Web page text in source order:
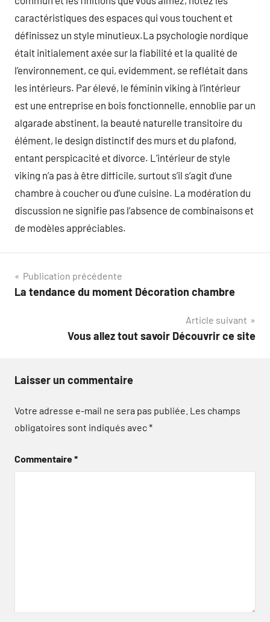
caractéristiques des espaces qui vous touchent et
définissez un style minutieux.La psychologie nordique
était initialement axée sur la fiabilité et la qualité de
l’environnement, ce qui, evidemment, se reflétait dans
les intérieurs. Par élevé, le féminin viking à l’intérieur
est une entreprise en bois fonctionnelle, ennoblie par un
algarade abstinent, la beauté naturelle transitoire du
élément, le design distinctif des murs et du plafond,
entant perspicacité et divorce. L’intérieur de style
viking n’a pas à être difficile, surtout s’il s’agit d’une
chambre à coucher ou d’une cuisine. La modération du
discussion ne signifie pas l’absence de combinaisons et
de modèles appréciables.
Navigation
de
Publication précédente
La tendance du moment Décoration chambre
Article suivant
Vous allez tout savoir Découvrir ce site
Laisser un commentaire
Votre adresse e-mail ne sera pas publiée. Les champs
obligatoires sont indiqués avec*
Commentaire*